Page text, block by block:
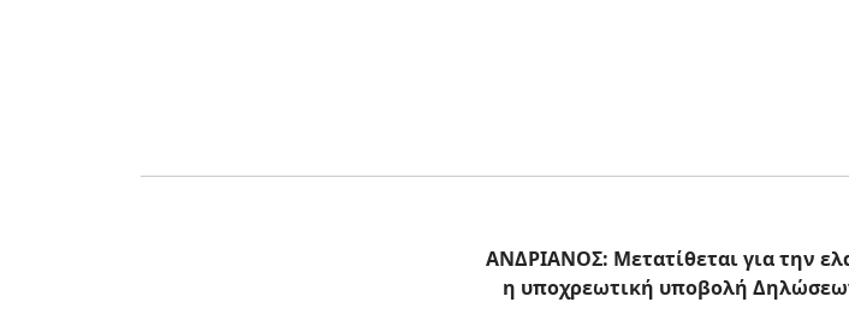
ΑΝΔΡΙΑΝΟΣ: Μετατίθεται για την
η υποχρεωτική υποβολή